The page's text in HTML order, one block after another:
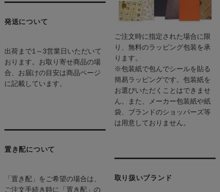
発送について
出荷まで1～3営業日いただいて
おります。お取り寄せ商品の場
合、お届けの目安は商品ページ
に記載しています。
置き配について
「置き配」をご希望の場合は、
ご注文手続き時に「置き配」の
ご注文時に指定された場合に限
り、無料のラッピング包装を承
ります。
※包装紙で包んでシールを貼る
簡易ラッピングです。包装紙を
お選びいただくことはできませ
ん。また、メーカー包装紙や紙
袋、ブランドのショッパーズ等
は用意しておりません。
取り扱いブランド